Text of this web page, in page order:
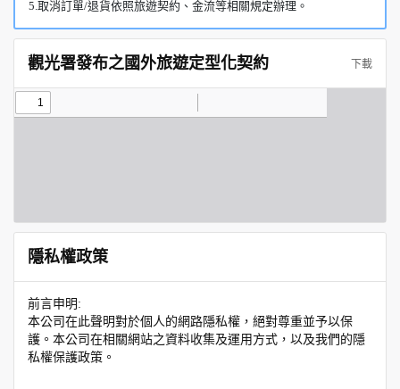
5.取消訂單/退貨依照旅遊契約、金流等相關規定辦理。
觀光署發布之國外旅遊定型化契約 下載
隱私權政策
前言申明:
本公司在此聲明對於個人的網路隱私權，絕對尊重並予以保
護。本公司在相關網站之資料收集及運用方式，以及我們的隱
私權保護政策。